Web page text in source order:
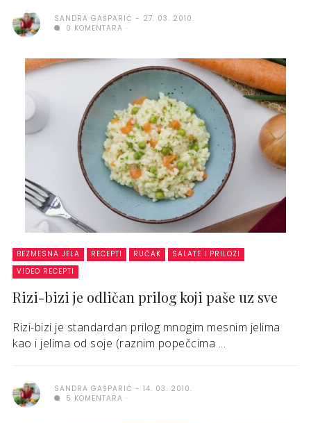
SANDRA GAŠPARIĆ
27. 03. 2010.
0 KOMENTARA
BEZMESNA JELA RECEPTI RUČAK
SALATE I PRILOZI
VIDEO RECEPTI
Rizi-bizi je odličan prilog koji paše uz sve
Rizi-bizi je standardan prilog mnogim mesnim jelima
kao i jelima od soje (raznim popečcima ...
SANDRA GAŠPARIĆ
14. 03. 2010.
5 KOMENTARA